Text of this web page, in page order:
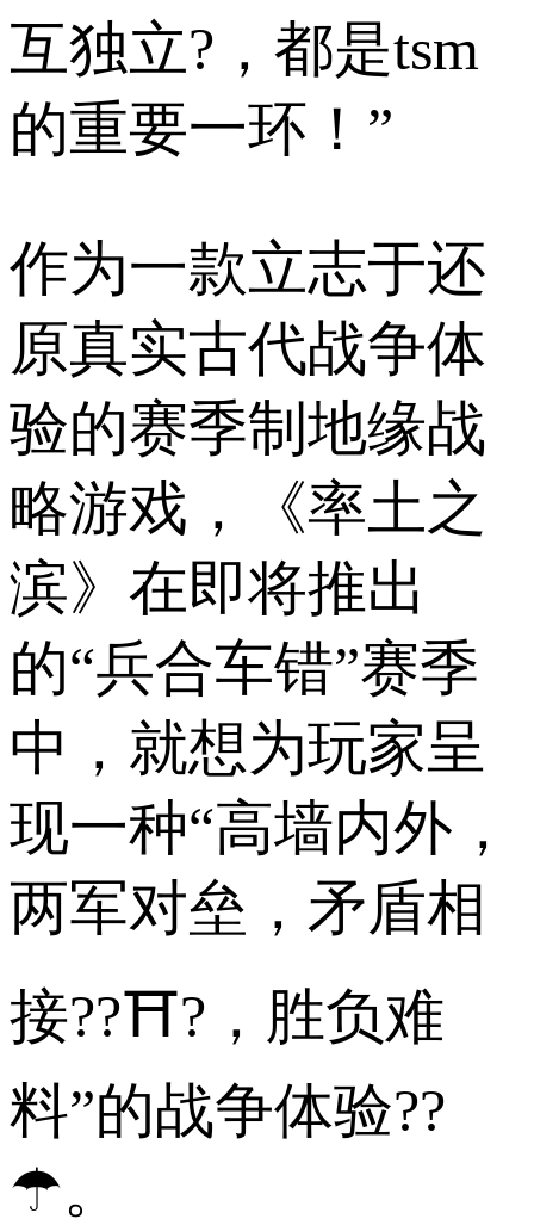
互独立?，都是tsm
的重要一环！”
作为一款立志于还
原真实古代战争体
验的赛季制地缘战
略游戏，《率土之
滨》在即将推出
的“兵合车错”赛季
中，就想为玩家呈
现一种“高墙内外，
两军对垒，矛盾相
接??⛩?，胜负难
料”的战争体验??
☂。